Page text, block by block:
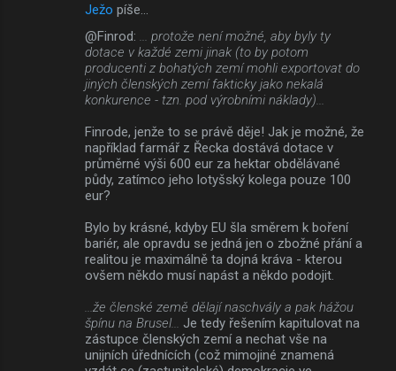
Ježo píše…
@Finrod:
... protože není možné, aby byly ty
dotace v každé zemi jinak (to by potom
producenti z bohatých zemí mohli exportovat do
jiných členských zemí fakticky jako nekalá
konkurence - tzn. pod výrobními náklady)...
Finrode, jenže to se právě děje! Jak je možné, že
například farmář z Řecka dostává dotace v
průměrné výši 600 eur za hektar obdělávané
půdy, zatímco jeho lotyšský kolega pouze 100
eur?
Bylo by krásné, kdyby EU šla směrem k boření
bariér, ale opravdu se jedná jen o zbožné přání a
realitou je maximálně ta dojná kráva - kterou
ovšem někdo musí napást a někdo podojit.
...že členské země dělají naschvály a pak hážou
špínu na Brusel...
Je tedy řešením kapitulovat na
zástupce členských zemí a nechat vše na
unijních úřednících (což mimojiné znamená